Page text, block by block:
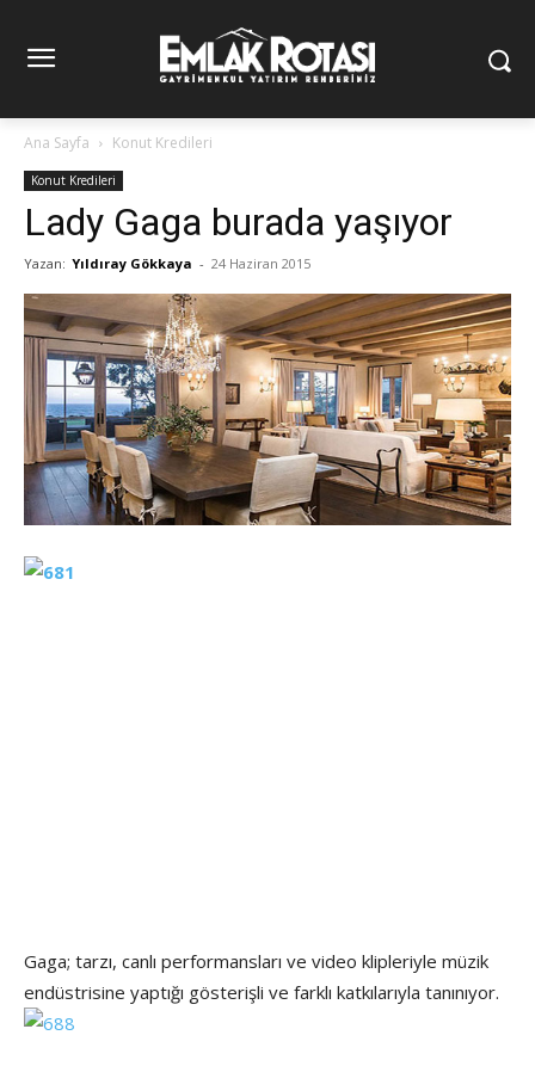
Ana Sayfa Konut Kredileri
Konut Kredileri
Lady Gaga burada yaşıyor
Yazan: Yıldıray Gökkaya - 24 Haziran 2015
Gaga; tarzı, canlı performansları ve video klipleriyle müzik
endüstrisine yaptığı gösterişli ve farklı katkılarıyla tanınıyor.